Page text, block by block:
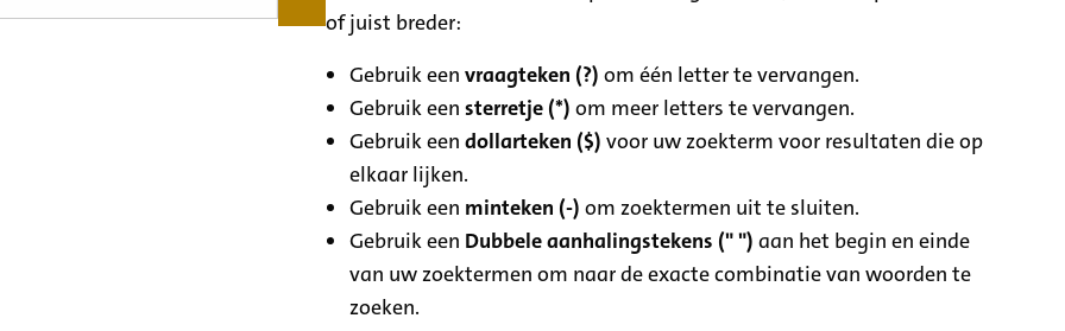
of juist breder:
Gebruik eenvraagteken (?) om één letter te vervangen.
Gebruik eensterretje (*) om meer letters te vervangen.
Gebruik eendollarteken ($) voor uw zoekterm voor resultaten die op
elkaar lijken.
Gebruik een minteken (-) om zoektermen uit te sluiten.
Gebruik een Dubbele aanhalingstekens (" ") aan het begin en einde
van uw zoektermen om naar de exacte combinatie van woorden te
zoeken.